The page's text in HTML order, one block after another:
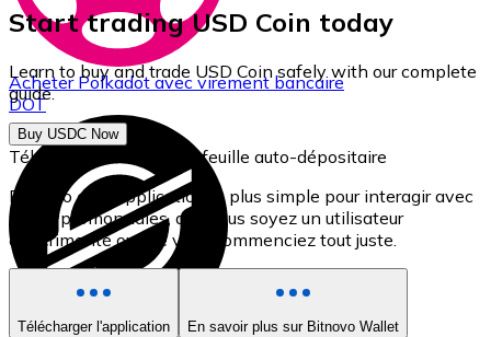
Acheter Polkadotavec virement bancaire
DOT
Start trading USD Coin today
Learn to buy and trade USD Coin safely with our complete
guide.
Buy USDC Now
Téléchargez notre portefeuille auto-dépositaire
Bitnovo est l'application la plus simple pour interagir avec
les cryptomonnaies, que vous soyez un utilisateur
expérimenté ou que vous commenciez tout juste.
Télécharger l'application En savoir plus sur Bitnovo Wallet